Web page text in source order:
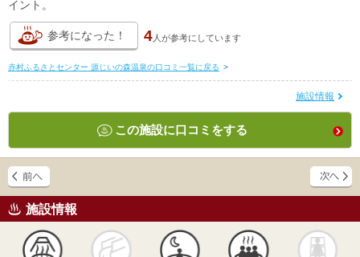
イント。
参考になった！ 4人が参考にしています
赤村ふるさとセンター 源じいの森温泉の口コミ一覧に戻る >
施設情報
この施設に口コミをする
施設情報
かけ流し 露天風呂 貸切風呂